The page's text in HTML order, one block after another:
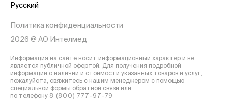
Русский
Политика конфиденциальности
2026 @ АО Интелмед
Информация на сайте носит информационный характер и не
является публичной офертой. Для получения подробной
информации о наличии и стоимости указанных товаров и услуг,
пожалуйста, свяжитесь с нашим менеджером с помощью
специальной формы обратной связи или
по телефону 8 (800) 777-97-79